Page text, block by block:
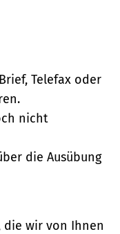
Telefax oder
nicht
die Ausübung
die wir von Ihnen